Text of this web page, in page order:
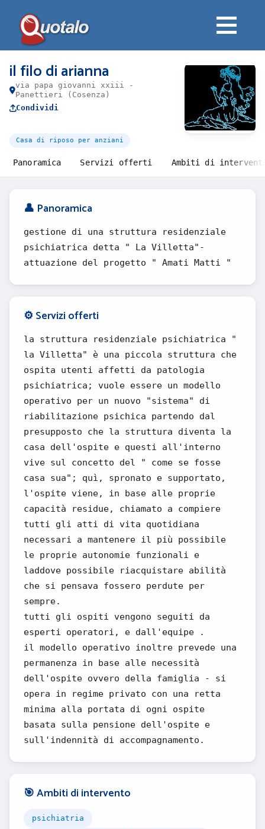
il filo di arianna
via papa giovanni xxiii -
Panettieri (Cosenza)
Condividi
Casa di riposo per anziani
Panoramica Servizi offerti Ambiti di
👤 Panoramica
gestione di una struttura residenziale
psichiatrica detta " La Villetta"-
attuazione del progetto " Amati Matti "
⚙️ Servizi offerti
la struttura residenziale psichiatrica "
la Villetta" è una piccola struttura che
ospita utenti affetti da patologia
psichiatrica; vuole essere un modello
operativo per un nuovo "sistema" di
riabilitazione psichica partendo dal
presupposto che la struttura diventa la
casa dell'ospite e questi all'interno
vive sul concetto del " come se fosse
casa sua"; quì, spronato e supportato,
l'ospite viene, in base alle proprie
capacità residue, chiamato a compiere
tutti gli atti di vita quotidiana
necessari a mantenere il più possibile
le proprie autonomie funzionali e
laddove possibile riacquistare abilità
che si pensava fossero perdute per
sempre.
tutti gli ospiti vengono seguiti da
esperti operatori, e dall'equipe .
il modello operativo inoltre prevede una
permanenza in base alle necessità
dell'ospite ovvero della famiglia - si
opera in regime privato con una retta
minima alla portata di ogni ospite
basata sulla pensione dell'ospite e
sull'indennità di accompagnamento.
🎯 Ambiti di intervento
psichiatria